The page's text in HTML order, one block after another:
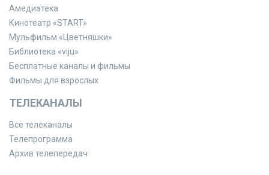
Амедиатека
Кинотеатр «START»
Мульфильм «Цветняшки»
Библиотека «viju»
Бесплатные каналы и фильмы
Фильмы для взрослых
ТЕЛЕКАНАЛЫ
Все телеканалы
Телепрограмма
Архив телепередач